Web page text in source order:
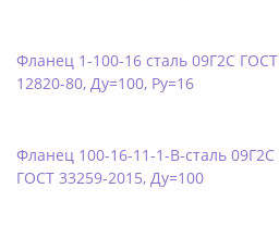
Фланец 1-100-16 сталь 09Г2С ГОСТ
12820-80, Ду=100, Ру=16
Фланец 100-16-11-1-B-сталь 09Г2С
ГОСТ 33259-2015, Ду=100